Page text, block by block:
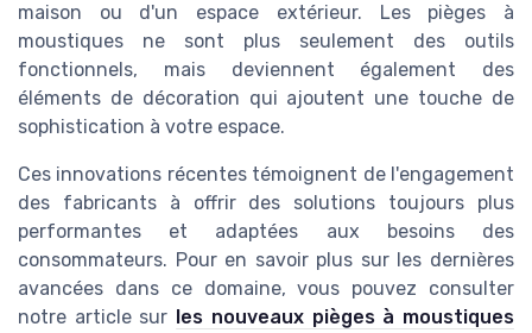
maison ou d'un espace extérieur. Les pièges à
moustiques ne sont plus seulement des outils
fonctionnels, mais deviennent également des
éléments de décoration qui ajoutent une touche de
sophistication à votre espace.
Ces innovations récentes témoignent de l'engagement
des fabricants à offrir des solutions toujours plus
performantes et adaptées aux besoins des
consommateurs. Pour en savoir plus sur les dernières
avancées dans ce domaine, vous pouvez consulter
notre article sur les nouveaux pièges à moustiques